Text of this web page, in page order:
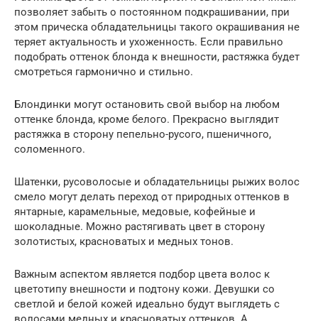
позволяет забыть о постоянном подкрашивании, при
этом прическа обладательницы такого окрашивания не
теряет актуальность и ухоженность. Если правильно
подобрать оттенок блонда к внешности, растяжка будет
смотреться гармонично и стильно.
Блондинки могут остановить свой выбор на любом
оттенке блонда, кроме белого. Прекрасно выглядит
растяжка в сторону пепельно-русого, пшеничного,
соломенного.
Шатенки, русоволосые и обладательницы рыжих волос
смело могут делать переход от природных оттенков в
янтарные, карамельные, медовые, кофейные и
шоколадные. Можно растягивать цвет в сторону
золотистых, красноватых и медных тонов.
Важным аспектом является подбор цвета волос к
цветотипу внешности и подтону кожи. Девушки со
светлой и белой кожей идеально будут выглядеть с